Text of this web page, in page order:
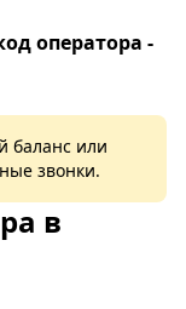
оператора -
баланс или
звонки.
в